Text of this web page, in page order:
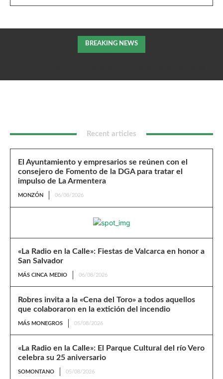
BREAKING NEWS
Recent articles
El Ayuntamiento y empresarios se reúnen con el
consejero de Fomento de la DGA para tratar el
impulso de La Armentera
MONZÓN 06/08/2026
«La Radio en la Calle»: Fiestas de Valcarca en honor a
San Salvador
MÁS CINCA MEDIO 06/08/2026
Robres invita a la «Cena del Toro» a todos aquellos
que colaboraron en la extición del incendio
MÁS MONEGROS 05/08/2026
«La Radio en la Calle»: El Parque Cultural del río Vero
celebra su 25 aniversario
SOMONTANO 05/08/2026